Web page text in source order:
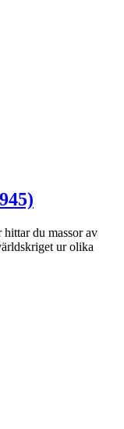
du massor av
ur olika